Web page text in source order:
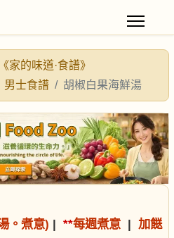
《家的味道·食譜》
男士食譜 胡椒白果海鮮湯
。煮意) | **每週煮意 | 加餸